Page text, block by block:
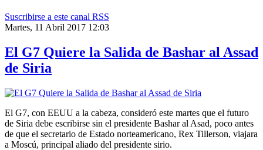
Suscribirse a este canal RSS
Martes, 11 Abril 2017 12:03
El G7 Quiere la Salida de Bashar al Assad
de Siria
El G7, con EEUU a la cabeza, consideró este martes que el futuro
de Siria debe escribirse sin el presidente Bashar al Asad, poco antes
de que el secretario de Estado norteamericano, Rex Tillerson, viajara
a Moscú, principal aliado del presidente sirio.